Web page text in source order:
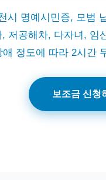
시 명예시민증, 모범
저공해차, 다자녀, 임
정도에 따라 2시간
보조금 신청